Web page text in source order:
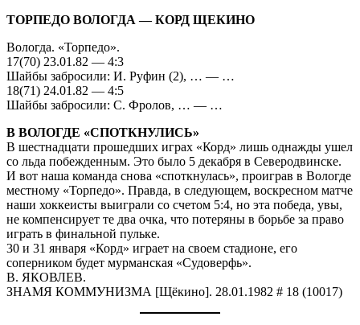
ТОРПЕДО ВОЛОГДА — КОРД ЩЕКИНО
Вологда. «Торпедо».
17(70) 23.01.82 — 4:3
Шайбы забросили: И. Руфин (2), … — …
18(71) 24.01.82 — 4:5
Шайбы забросили: С. Фролов, … — …
В ВОЛОГДЕ «СПОТКНУЛИСЬ»
В шестнадцати прошедших играх «Корд» лишь однажды ушел
со льда побежденным. Это было 5 декабря в Северодвинске.
И вот наша команда снова «споткнулась», проиграв в Вологде
местному «Торпедо». Правда, в следующем, воскресном матче
наши хоккеисты выиграли со счетом 5:4, но эта победа, увы,
не компенсирует те два очка, что потеряны в борьбе за право
играть в финальной пульке.
30 и 31 января «Корд» играет на своем стадионе, его
соперником будет мурманская «Судоверфь».
В. ЯКОВЛЕВ.
ЗНАМЯ КОММУНИЗМА [Щёкино]. 28.01.1982 # 18 (10017)